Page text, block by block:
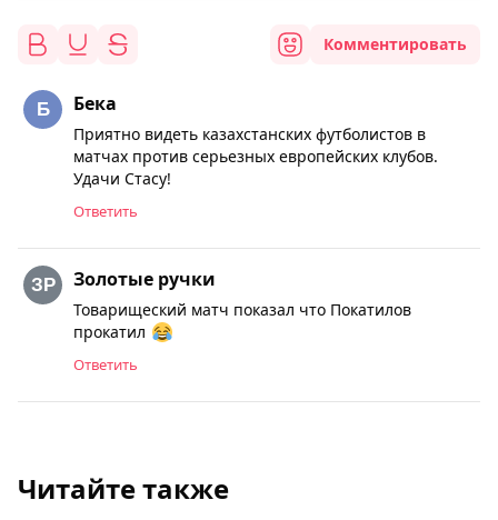
Комментировать
Бека
Приятно видеть казахстанских футболистов в
матчах против серьезных европейских клубов.
Удачи Стасу!
Ответить
Золотые ручки
Товарищеский матч показал что Покатилов
прокатил
Ответить
Читайте также